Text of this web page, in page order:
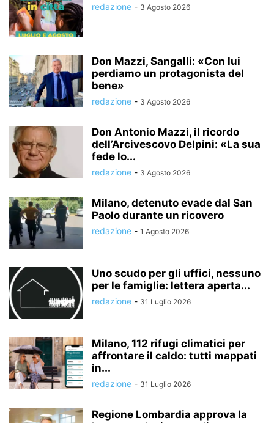
redazione - 3 Agosto 2026
Don Mazzi, Sangalli: «Con lui
perdiamo un protagonista del
bene»
redazione - 3 Agosto 2026
Don Antonio Mazzi, il ricordo
dell’Arcivescovo Delpini: «La sua
fede lo...
redazione - 3 Agosto 2026
Milano, detenuto evade dal San
Paolo durante un ricovero
redazione - 1 Agosto 2026
Uno scudo per gli uffici, nessuno
per le famiglie: lettera aperta...
redazione - 31 Luglio 2026
Milano, 112 rifugi climatici per
affrontare il caldo: tutti mappati
in...
redazione - 31 Luglio 2026
Regione Lombardia approva la